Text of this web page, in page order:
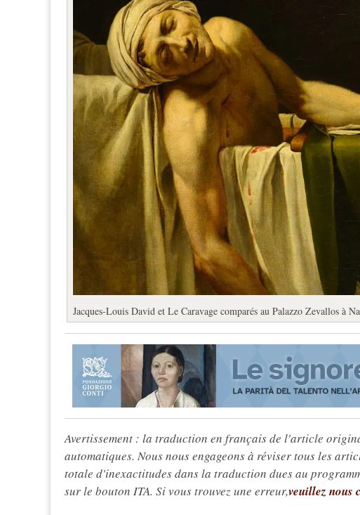
Jacques-Louis David et Le Caravage comparés au Palazzo Zevallos à
Avertissement : la traduction en français de l'article
automatiques. Nous nous engageons à réviser tous les
totale d'inexactitudes dans la traduction dues au
sur le bouton ITA. Si vous trouvez une erreur,veuillez nous